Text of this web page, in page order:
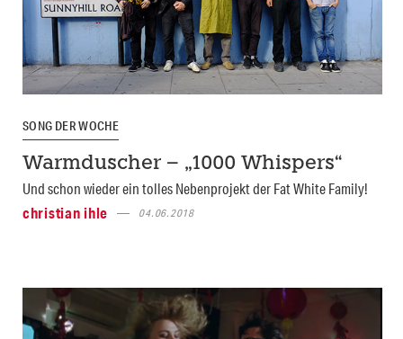
SONG DER WOCHE
Warmduscher – „1000 Whispers“
Und schon wieder ein tolles Nebenprojekt der Fat White Family!
christian ihle
04.06.2018